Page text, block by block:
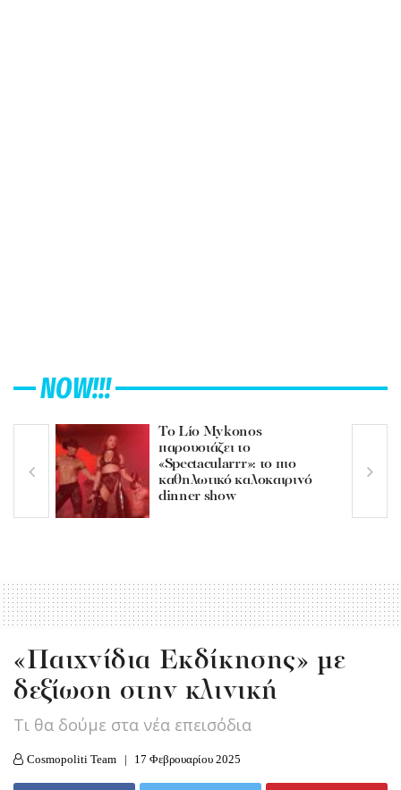
NOW!!!
Το Lío Mykonos
παρουσιάζει το
«Spectacularrr»: το πιο
καθηλωτικό καλοκαιρινό
dinner show
«Παιχνίδια Εκδίκησης» με
δεξίωση στην κλινική
Tι θα δούμε στα νέα επεισόδια
Cosmopoliti Team 17 Φεβρουαρίου 2025